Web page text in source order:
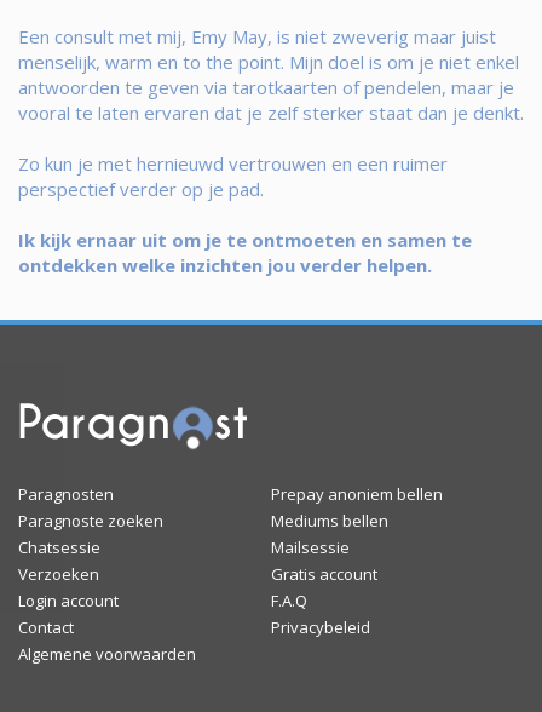
Een consult met mij, Emy May, is niet zweverig maar juist
menselijk, warm en to the point. Mijn doel is om je niet enkel
antwoorden te geven via tarotkaarten of pendelen, maar je
vooral te laten ervaren dat je zelf sterker staat dan je denkt.
Zo kun je met hernieuwd vertrouwen en een ruimer
perspectief verder op je pad.
Ik kijk ernaar uit om je te ontmoeten en samen te
ontdekken welke inzichten jou verder helpen.
Paragnosten
Prepay anoniem bellen
Paragnoste zoeken
Mediums bellen
Chatsessie
Mailsessie
Verzoeken
Gratis account
Login account
F.A.Q
Contact
Privacybeleid
Algemene voorwaarden